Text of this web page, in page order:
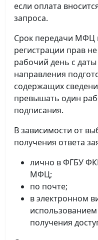
если оплата
запроса.
Срок передачи МФЦ
регистрации прав
рабочий день с
направления
содержащих
превышать один
подписания.
В зависимости от
получения ответа
лично в ФГБУ
МФЦ;
по почте;
в электронном
получения